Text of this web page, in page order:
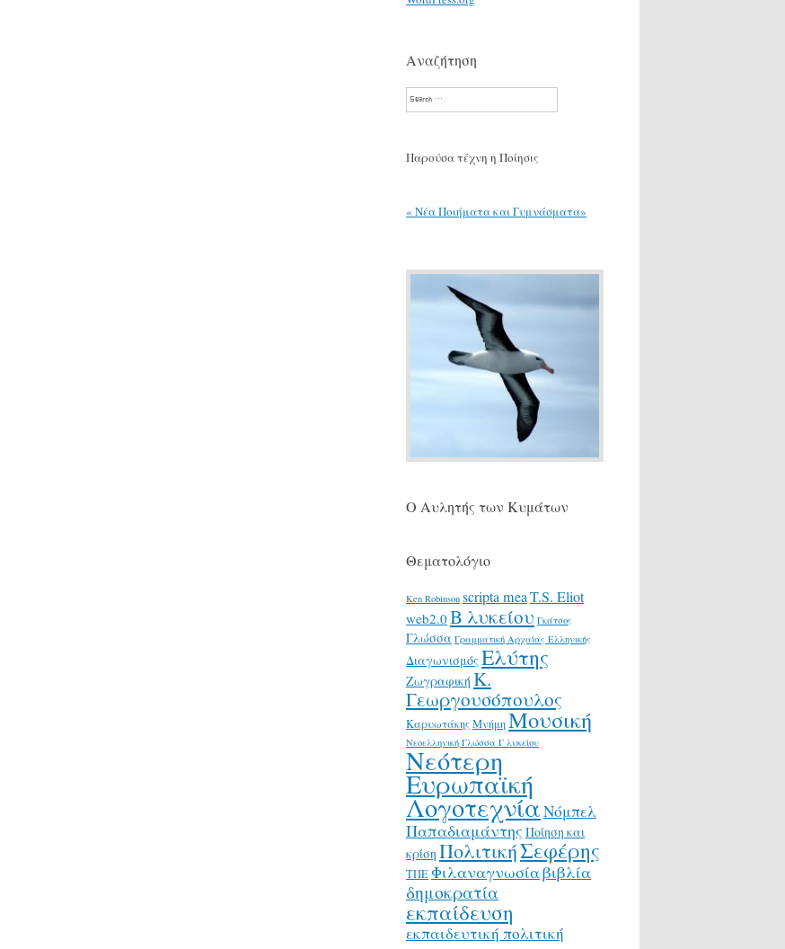
Αναζήτηση
Search
Παρούσα τέχνη η Ποίησις
« Νέα Ποιήματα και Γυμνάσματα»
Ο Αυλητής των Κυμάτων
Θεματολόγιο
Ken Robinson scripta meaT.S. Eliot
web2.0 Β λυκείου Γκάτσος
Γλώσσα Γραμματική Αρχαίας Ελληνικής
ΔιαγωνισμόςΕλύτης
Ζωγραφική Κ.
Γεωργουσόπουλος
ΚαρυωτάκηςΜνήμηΜουσική
Νεοελληνική Γλώσσα Γ λυκείου
Νεότερη
Ευρωπαϊκή
ΛογοτεχνίαΝόμπελ
Παπαδιαμάντης Ποίηση και
κρίση ΠολιτικήΣεφέρης
ΤΠΕΦιλαναγνωσίαβιβλία
δημοκρατία
εκπαίδευση
εκπαιδευτική πολιτική